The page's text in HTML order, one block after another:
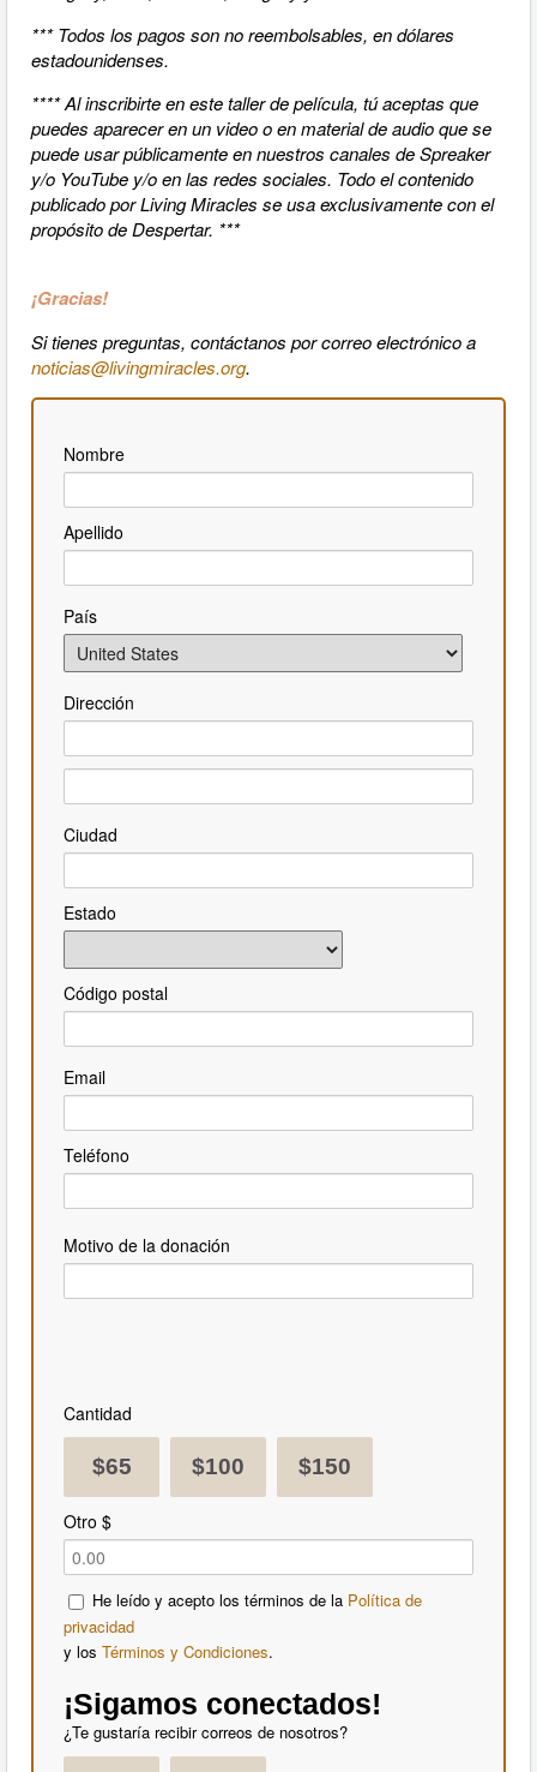
*** Todos los pagos son no reembolsables, en dólares
estadounidenses.
**** Al inscribirte en este taller de película, tú aceptas que
puedes aparecer en un video o en material de audio que se
puede usar públicamente en nuestros canales de Spreaker
y/o YouTube y/o en las redes sociales. Todo el contenido
publicado por Living Miracles se usa exclusivamente con el
propósito de Despertar. ***
¡Gracias!
Si tienes preguntas, contáctanos por correo electrónico a
noticias@livingmiracles.org.
Nombre
Apellido
País
Dirección
Ciudad
Estado
Código postal
Email
Teléfono
Motivo de la donación
Cantidad
$65 $100 $150
Otro $
He leído y acepto los términos de la Política de
privacidad
y los Términos y Condiciones.
¡Sigamos conectados!
¿Te gustaría recibir correos de nosotros?